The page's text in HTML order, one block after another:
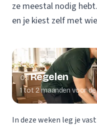
ze meestal nodig
en je kiest zelf met
01Regelen
1 tot 2 maanden voor
In deze weken leg je